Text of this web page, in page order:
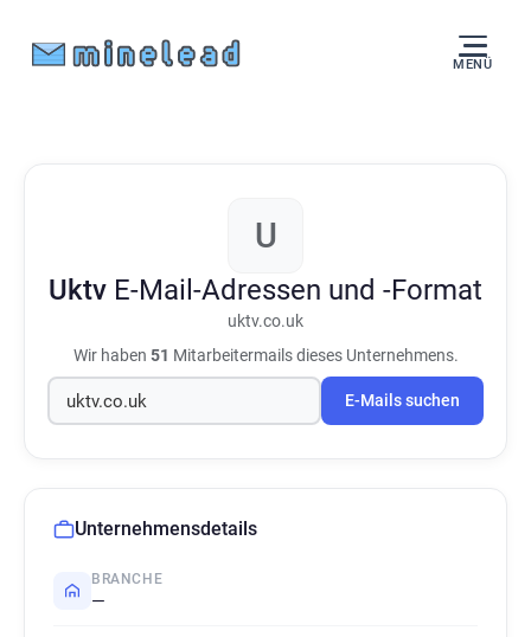
MENÜ
U
Uktv E-Mail-Adressen und -Format
uktv.co.uk
Wir haben 51 Mitarbeitermails dieses Unternehmens.
E-Mails suchen
Unternehmensdetails
BRANCHE
—